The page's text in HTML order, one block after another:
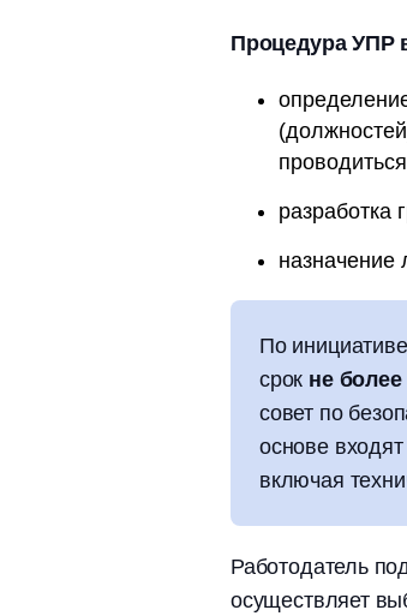
Процедура УПР
разработка
назначение
По
срок не
совет по
основе
включая
Работодатель
осуществляет